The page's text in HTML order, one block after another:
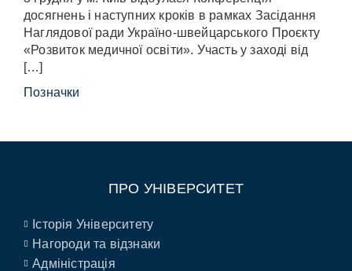
досягнень і наступних кроків в рамках Засідання
Наглядової ради Україно-швейцарського Проєкту
«Розвиток медичної освіти». Участь у заході від
[…]
Позначки
ПРО УНІВЕРСИТЕТ
Історія Університету
Нагороди та відзнаки
Адміністрація